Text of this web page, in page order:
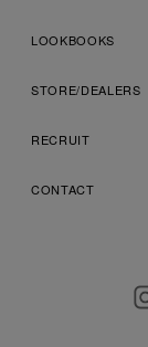
LOOKBOOKS
STORE/DEALERS
RECRUIT
CONTACT